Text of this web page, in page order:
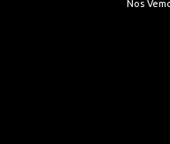
Nos